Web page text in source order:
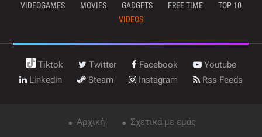
VIDEOGAMES MOVIES GADGETS FREE TIME
TOP 10
VIDEOS
Tiktok Twitter Facebook
Youtube
Linkedin
Steam Instagram Rss Feeds
Αρχική Σχετικά με εμάς